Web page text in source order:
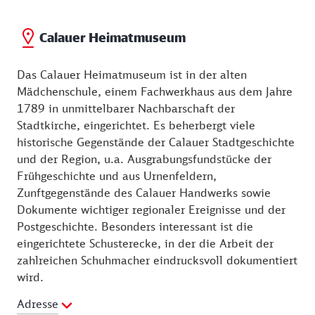
Calauer Heimatmuseum
Das Calauer Heimatmuseum ist in der alten
Mädchenschule, einem Fachwerkhaus aus dem Jahre
1789 in unmittelbarer Nachbarschaft der
Stadtkirche, eingerichtet. Es beherbergt viele
historische Gegenstände der Calauer Stadtgeschichte
und der Region, u.a. Ausgrabungsfundstücke der
Frühgeschichte und aus Urnenfeldern,
Zunftgegenstände des Calauer Handwerks sowie
Dokumente wichtiger regionaler Ereignisse und der
Postgeschichte. Besonders interessant ist die
eingerichtete Schusterecke, in der die Arbeit der
zahlreichen Schuhmacher eindrucksvoll dokumentiert
wird.
Adresse